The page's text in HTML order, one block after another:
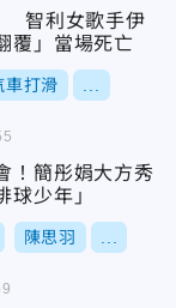
智利女歌手伊
覆」當場死亡
車打滑
！簡彤娟大方秀
少年」
陳思羽